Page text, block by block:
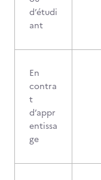
d’étudi
ant
En
contra
t
d’appr
entissa
ge